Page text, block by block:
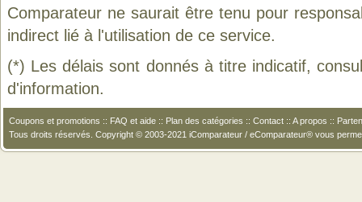
Comparateur ne saurait être tenu pour
indirect lié à l'utilisation de ce service.
(*) Les délais sont donnés à titre indicatif,
d'information.
Coupons et promotions :: FAQ et aide :: Plan des catégories :: Contact :: A propos ::
Tous droits réservés. Copyright © 2003-2021 iComparateur / eComparateur® vous